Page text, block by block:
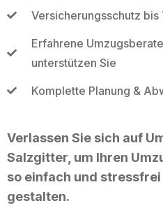
Versicherungsschutz
Erfahrene
unterstützen Sie
Komplette Planung &
Verlassen Sie sich auf
Salzgitter, um Ihren
so einfach und
gestalten.